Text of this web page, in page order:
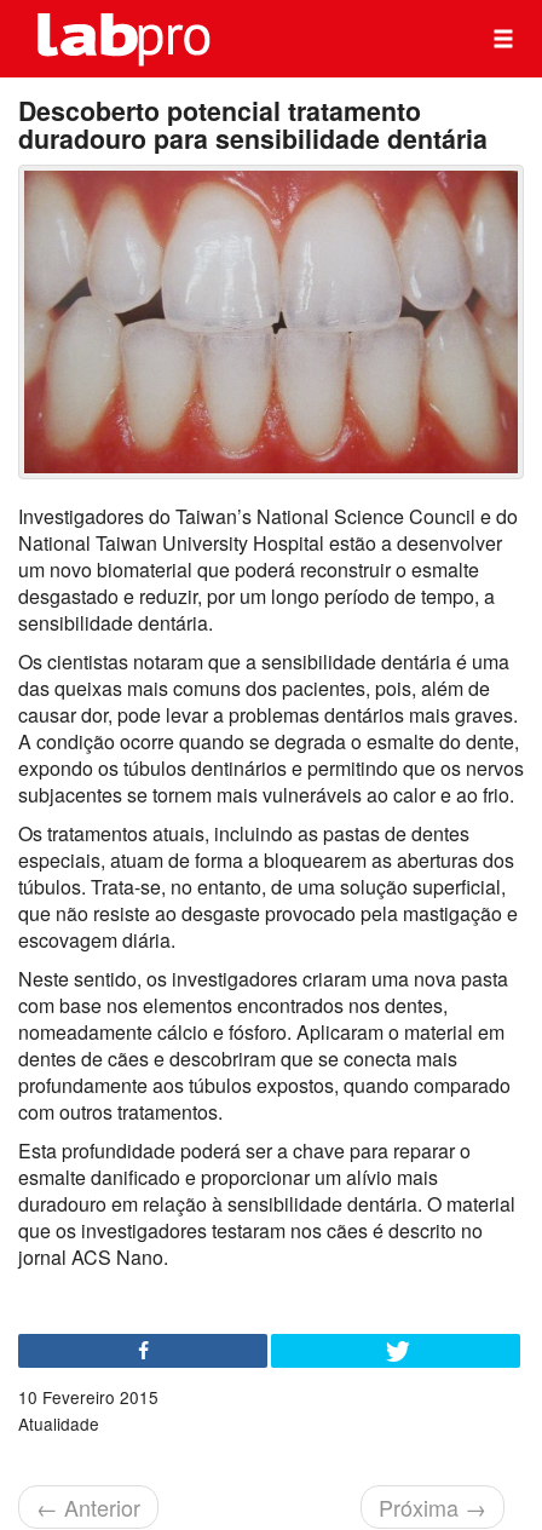
Descoberto potencial tratamento
duradouro para sensibilidade dentária
Investigadores do Taiwan’s National Science Council e do
National Taiwan University Hospital estão a desenvolver
um novo biomaterial que poderá reconstruir o esmalte
desgastado e reduzir, por um longo período de tempo, a
sensibilidade dentária.
Os cientistas notaram que a sensibilidade dentária é uma
das queixas mais comuns dos pacientes, pois, além de
causar dor, pode levar a problemas dentários mais graves.
A condição ocorre quando se degrada o esmalte do dente,
expondo os túbulos dentinários e permitindo que os nervos
subjacentes se tornem mais vulneráveis ao calor e ao frio.
Os tratamentos atuais, incluindo as pastas de dentes
especiais, atuam de forma a bloquearem as aberturas dos
túbulos. Trata-se, no entanto, de uma solução superficial,
que não resiste ao desgaste provocado pela mastigação e
escovagem diária.
Neste sentido, os investigadores criaram uma nova pasta
com base nos elementos encontrados nos dentes,
nomeadamente cálcio e fósforo. Aplicaram o material em
dentes de cães e descobriram que se conecta mais
profundamente aos túbulos expostos, quando comparado
com outros tratamentos.
Esta profundidade poderá ser a chave para reparar o
esmalte danificado e proporcionar um alívio mais
duradouro em relação à sensibilidade dentária. O material
que os investigadores testaram nos cães é descrito no
jornal ACS Nano.
10 Fevereiro 2015
Atualidade
← Anterior Próxima →